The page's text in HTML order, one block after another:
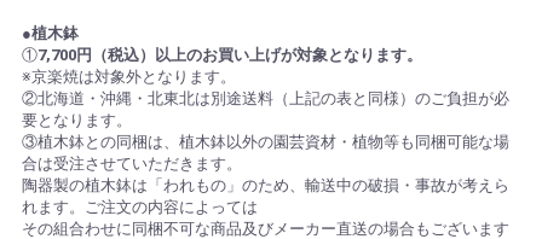
●植木鉢
①7,700円（税込）以上のお買い上げが対象となります。
※京楽焼は対象外となります。
②北海道・沖縄・北東北は別途送料（上記の表と同様）のご負担が必
要となります。
③植木鉢との同梱は、植木鉢以外の園芸資材・植物等も同梱可能な場
合は受注させていただきます。
陶器製の植木鉢は「われもの」のため、輸送中の破損・事故が考えら
れます。ご注文の内容によっては
その組合わせに同梱不可な商品及びメーカー直送の場合もございます